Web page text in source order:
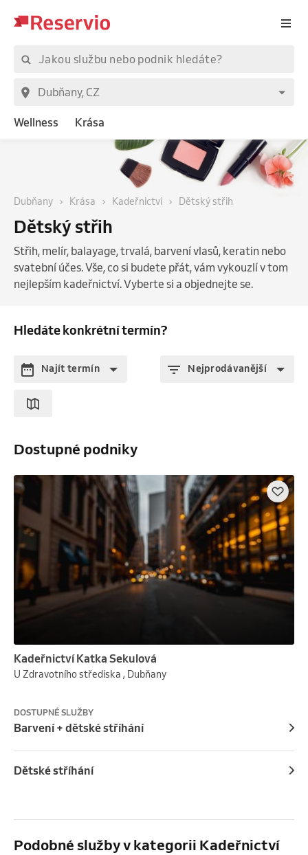
Wellness Krása
Dubňany Krása Kadeřnictví Dětský střih
Dětský střih
Střih, melír, balayage, trvalá, barvení vlasů, keratin nebo
svatební účes. Vše, co si budete přát, vám vykouzlí v tom
nejlepším kadeřnictví. Vyberte si a objednejte se.
Hledáte konkrétní termín?
Najít termín Nejprodávanější
Dostupné podniky
Kadeřnictví Katka Sekulová
U Zdravotního střediska , Dubňany
DOSTUPNÉ SLUŽBY
Barvení + dětské stříhání
Dětské stříhání
Podobné služby v kategorii Kadeřnictví